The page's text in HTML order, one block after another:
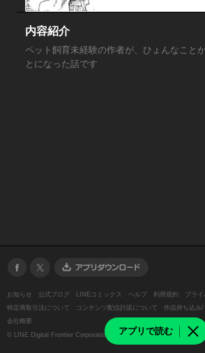
アプリで読む
内容紹介
ペット飼育未経験の作者が、ひょんなこと
とになった話です
お知らせ 公式ブログ LINEコミックス ヘルプ 利用規約
プラ
特定商取引法について
コンテンツ配信許諾について 作品持ち込み
会社概要
© LINE Digital Frontier Corporation